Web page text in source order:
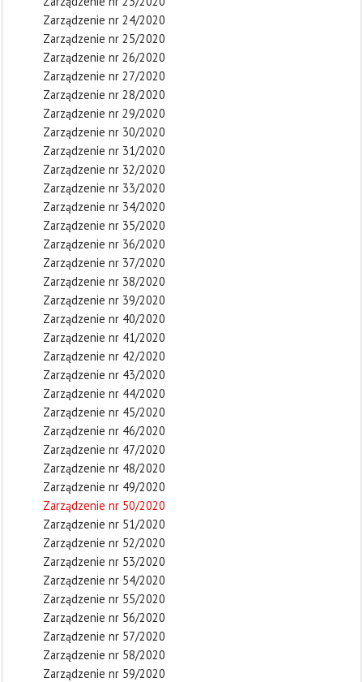
Zarządzenie nr 24/2020
Zarządzenie nr 25/2020
Zarządzenie nr 26/2020
Zarządzenie nr 27/2020
Zarządzenie nr 28/2020
Zarządzenie nr 29/2020
Zarządzenie nr 30/2020
Zarządzenie nr 31/2020
Zarządzenie nr 32/2020
Zarządzenie nr 33/2020
Zarządzenie nr 34/2020
Zarządzenie nr 35/2020
Zarządzenie nr 36/2020
Zarządzenie nr 37/2020
Zarządzenie nr 38/2020
Zarządzenie nr 39/2020
Zarządzenie nr 40/2020
Zarządzenie nr 41/2020
Zarządzenie nr 42/2020
Zarządzenie nr 43/2020
Zarządzenie nr 44/2020
Zarządzenie nr 45/2020
Zarządzenie nr 46/2020
Zarządzenie nr 47/2020
Zarządzenie nr 48/2020
Zarządzenie nr 49/2020
Zarządzenie nr 50/2020
Zarządzenie nr 51/2020
Zarządzenie nr 52/2020
Zarządzenie nr 53/2020
Zarządzenie nr 54/2020
Zarządzenie nr 55/2020
Zarządzenie nr 56/2020
Zarządzenie nr 57/2020
Zarządzenie nr 58/2020
Zarządzenie nr 59/2020